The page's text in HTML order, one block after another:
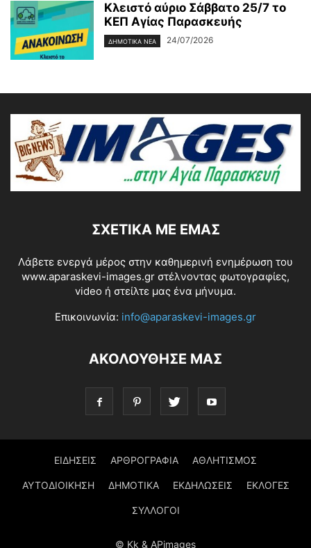
Κλειστό αύριο Σάββατο 25/7 το
ΚΕΠ Αγίας Παρασκευής
ΔΗΜΟΤΙΚΑ ΝΕΑ 24/07/2026
ΣΧΕΤΙΚΆ ΜΕ ΕΜΆΣ
Λάβετε ενεργά μέρος στην καθημερινή ενημέρωση του
www.aparaskevi-images.gr στέλνοντας φωτογραφίες,
video ή στείλτε μας ένα μήνυμα.
Επικοινωνία: info@aparaskevi-images.gr
ΑΚΟΛΟΥΘΗΣΕ ΜΑΣ
ΕΙΔΗΣΕΙΣ ΑΡΘΡΟΓΡΑΦΙΑ ΑΘΛΗΤΙΣΜΟΣ
ΑΥΤΟΔΙΟΙΚΗΣΗ ΔΗΜΟΤΙΚΑ ΕΚΔΗΛΩΣΕΙΣ ΕΚΛΟΓΕΣ
ΣΥΛΛΟΓΟΙ
© Kk & APimages